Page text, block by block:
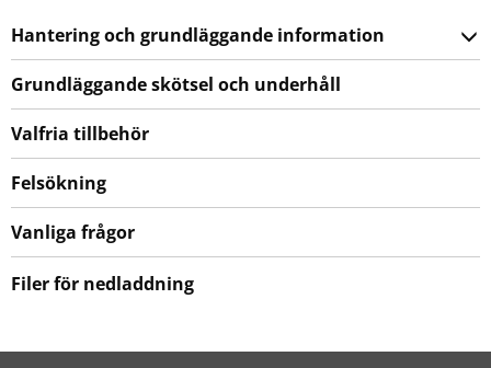
Hantering och grundläggande information
Grundläggande skötsel och underhåll
Valfria tillbehör
Felsökning
Vanliga frågor
Filer för nedladdning